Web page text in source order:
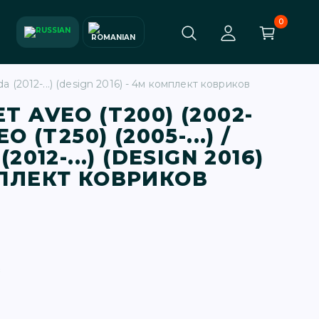
0
(2012-...) (design 2016) - 4м комплект ковриков
AVEO (T200) (2002-
(T250) (2005-...) /
...) (DESIGN 2016)
КОВРИКОВ